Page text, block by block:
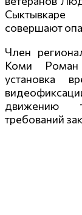
совершают
Член
Коми Роман
установка
движению
требований